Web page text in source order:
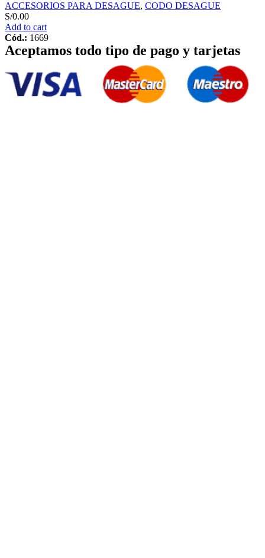
ACCESORIOS PARA DESAGUE, CODO DESAGUE
S/0.00
Add to cart
Cód.: 1669
Aceptamos todo tipo de pago y tarjetas